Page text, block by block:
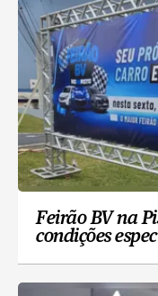
Feirão BV na
condições